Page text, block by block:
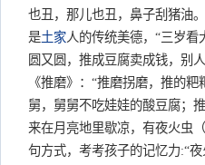
也丑，那儿也丑，鼻子刮猪油
是土家人的传统美德，“三岁
圆又圆，推成豆腐卖成钱，别
《推磨》：“推磨拐磨，推的
舅，舅舅不吃娃娃的酸豆腐；
来在月亮地里歇凉，有夜火虫
句方式，考考孩子的记忆力:“